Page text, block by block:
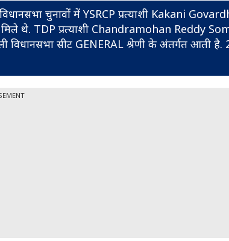
चुनावों में YSRCP प्रत्याशी Kakani
थे. TDP प्रत्याशी Chandramohan Reddy
सीट GENERAL श्रेणी के अंतर्गत आती है.